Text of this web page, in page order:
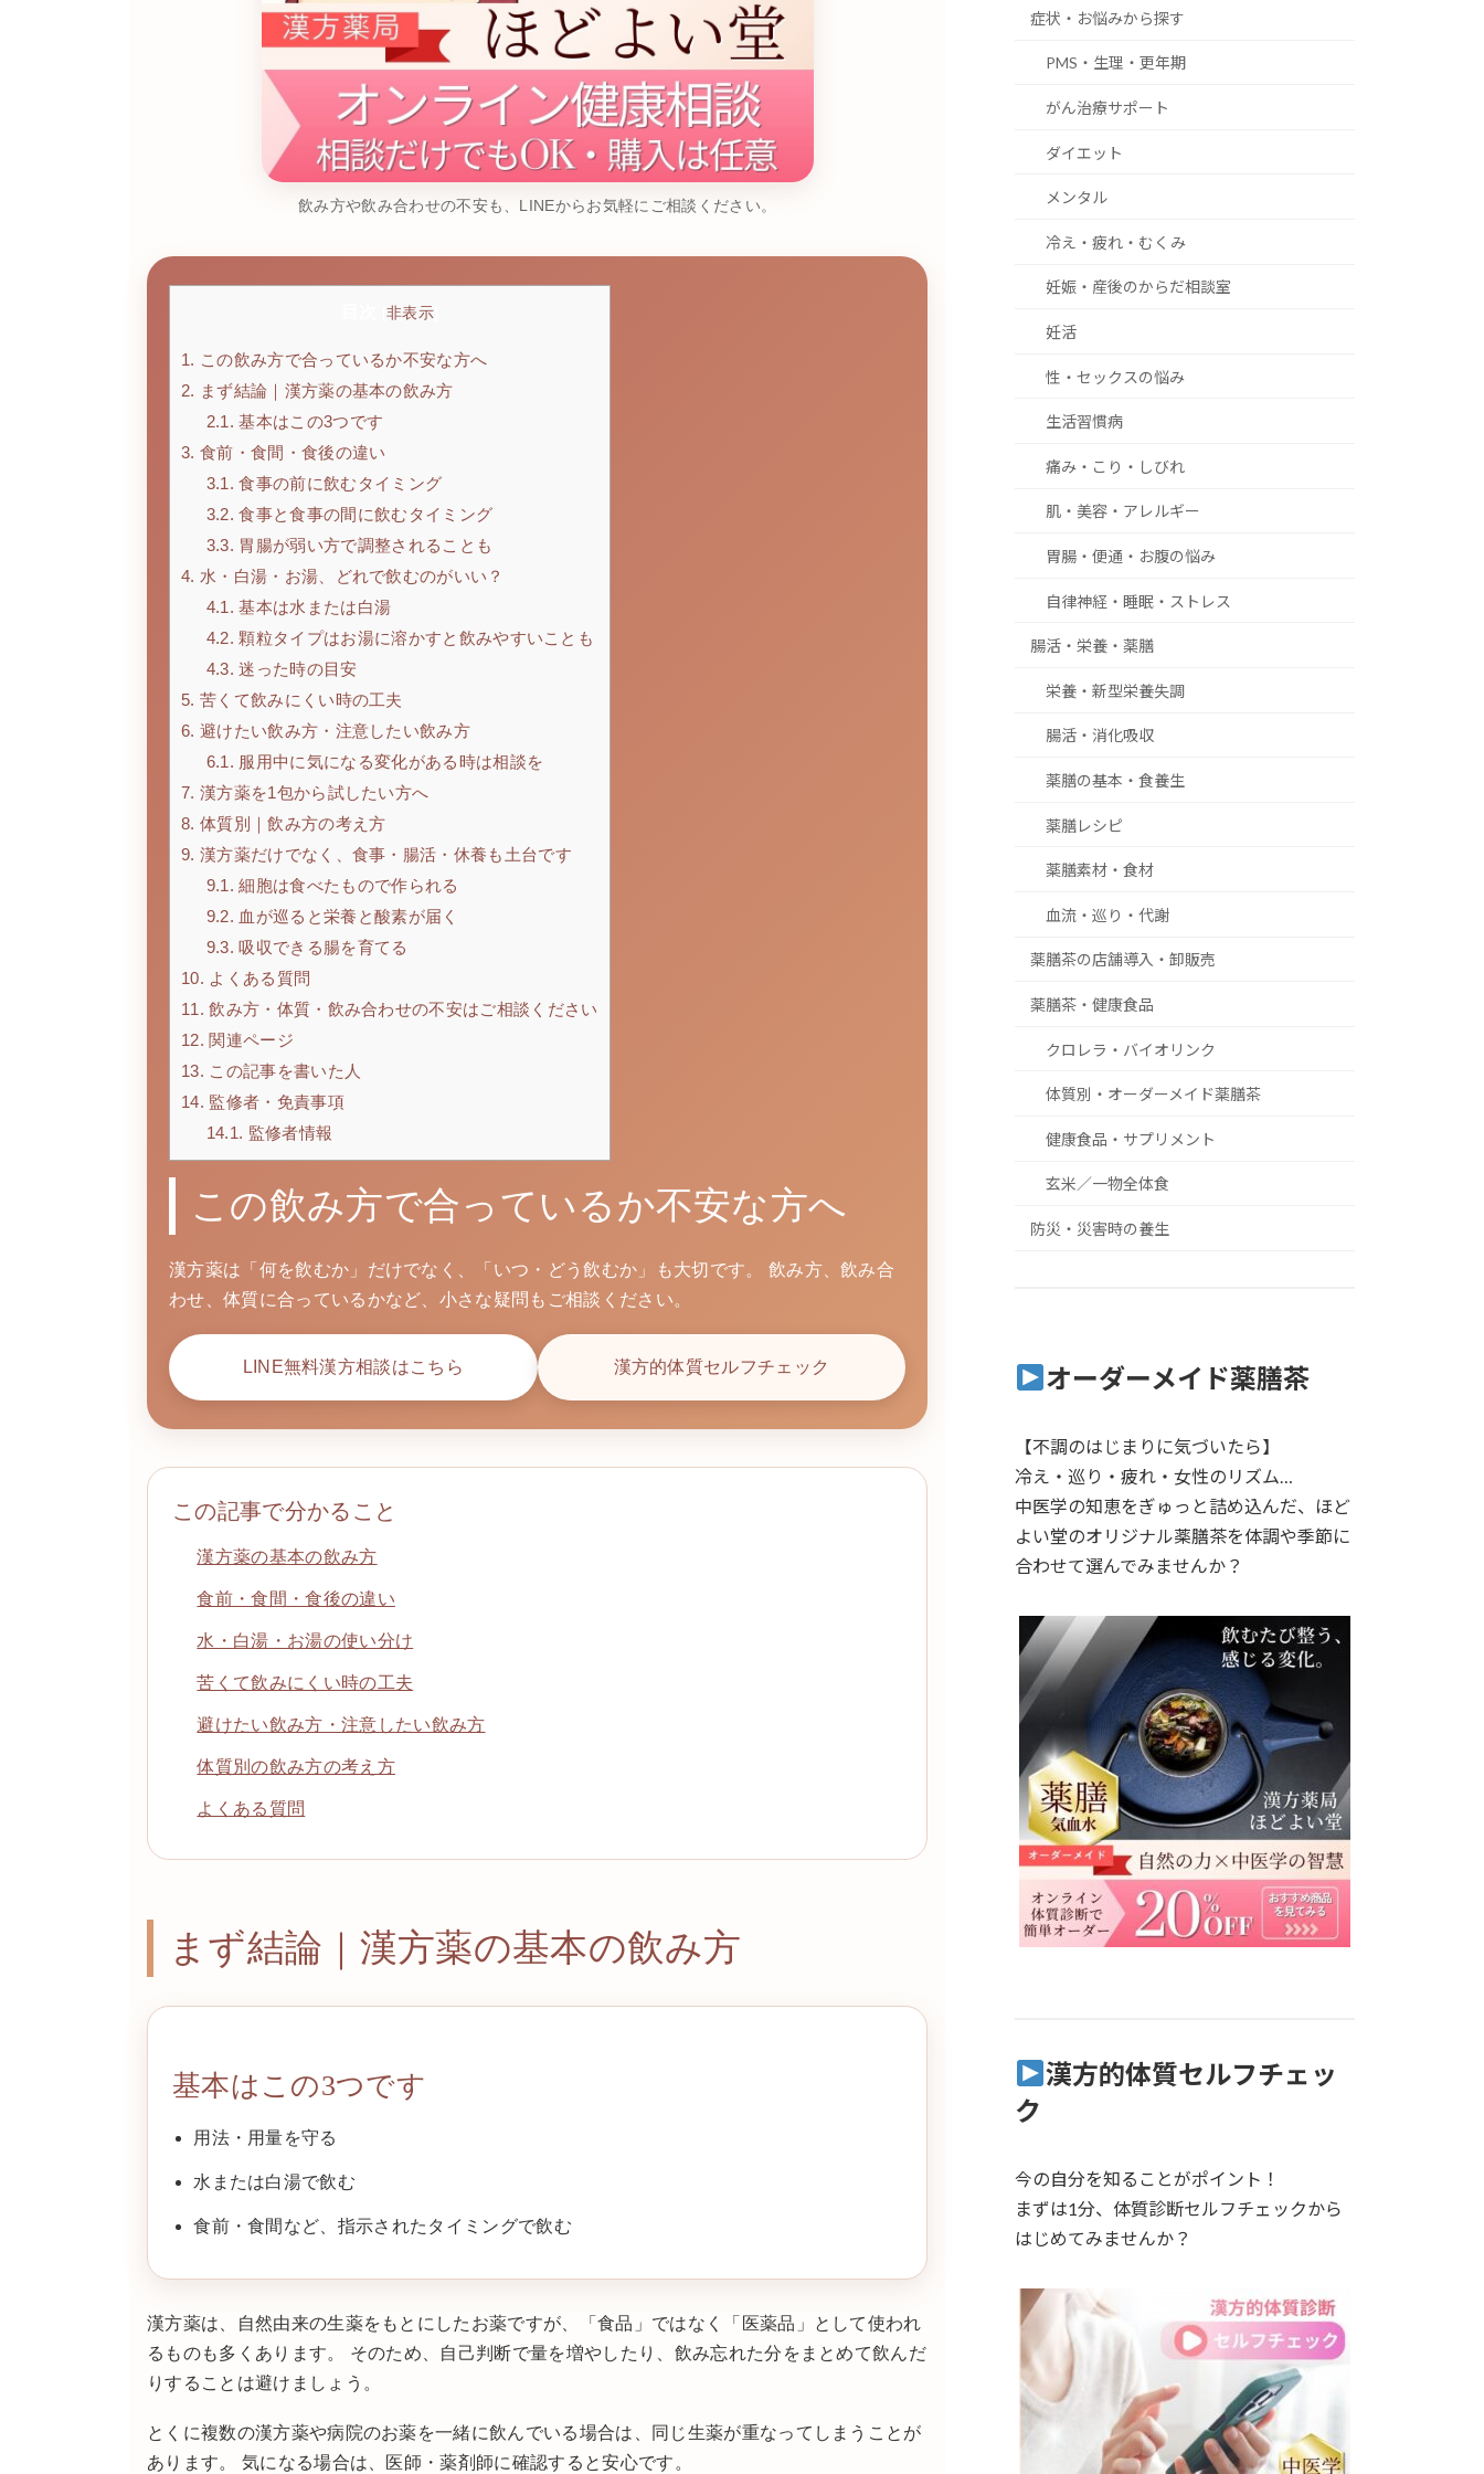
飲み方や飲み合わせの不安も、LINEからお気軽にご相談ください。
非表示]
1. この飲み方で合っているか不安な方へ
2. まず結論｜漢方薬の基本の飲み方
2.1. 基本はこの3つです
3. 食前・食間・食後の違い
3.1. 食事の前に飲むタイミング
3.2. 食事と食事の間に飲むタイミング
3.3. 胃腸が弱い方で調整されることも
4. 水・白湯・お湯、どれで飲むのがいい？
4.1. 基本は水または白湯
4.2. 顆粒タイプはお湯に溶かすと飲みやすいことも
4.3. 迷った時の目安
5. 苦くて飲みにくい時の工夫
6. 避けたい飲み方・注意したい飲み方
6.1. 服用中に気になる変化がある時は相談を
7. 漢方薬を1包から試したい方へ
8. 体質別｜飲み方の考え方
9. 漢方薬だけでなく、食事・腸活・休養も土台です
9.1. 細胞は食べたもので作られる
9.2. 血が巡ると栄養と酸素が届く
9.3. 吸収できる腸を育てる
10. よくある質問
11. 飲み方・体質・飲み合わせの不安はご相談ください
12. 関連ページ
13. この記事を書いた人
14. 監修者・免責事項
14.1. 監修者情報
この飲み方で合っているか不安な方へ
漢方薬は「何を飲むか」だけでなく、「いつ・どう飲むか」も大切です。 飲み方、飲み合
わせ、体質に合っているかなど、小さな疑問もご相談ください。
LINE無料漢方相談はこちら 漢方的体質セルフチェック
この記事で分かること
漢方薬の基本の飲み方
食前・食間・食後の違い
水・白湯・お湯の使い分け
苦くて飲みにくい時の工夫
避けたい飲み方・注意したい飲み方
体質別の飲み方の考え方
よくある質問
まず結論｜漢方薬の基本の飲み方
基本はこの3つです
用法・用量を守る
水または白湯で飲む
食前・食間など、指示されたタイミングで飲む
漢方薬は、自然由来の生薬をもとにしたお薬ですが、「食品」ではなく「医薬品」として使われ
るものも多くあります。 そのため、自己判断で量を増やしたり、飲み忘れた分をまとめて飲んだ
りすることは避けましょう。
とくに複数の漢方薬や病院のお薬を一緒に飲んでいる場合は、同じ生薬が重なってしまうことが
あります。 気になる場合は、医師・薬剤師に確認すると安心です。
症状・お悩みから探す
PMS・生理・更年期
がん治療サポート
ダイエット
メンタル
冷え・疲れ・むくみ
妊娠・産後のからだ相談室
妊活
性・セックスの悩み
生活習慣病
痛み・こり・しびれ
肌・美容・アレルギー
胃腸・便通・お腹の悩み
自律神経・睡眠・ストレス
腸活・栄養・薬膳
栄養・新型栄養失調
腸活・消化吸収
薬膳の基本・食養生
薬膳レシピ
薬膳素材・食材
血流・巡り・代謝
薬膳茶の店舗導入・卸販売
薬膳茶・健康食品
クロレラ・バイオリンク
体質別・オーダーメイド薬膳茶
健康食品・サプリメント
玄米／一物全体食
防災・災害時の養生
オーダーメイド薬膳茶
【不調のはじまりに気づいたら】
冷え・巡り・疲れ・女性のリズム…
中医学の知恵をぎゅっと詰め込んだ、ほど
よい堂のオリジナル薬膳茶を体調や季節に
合わせて選んでみませんか？
漢方的体質セルフチェッ
ク
今の自分を知ることがポイント！
まずは1分、体質診断セルフチェックから
はじめてみませんか？